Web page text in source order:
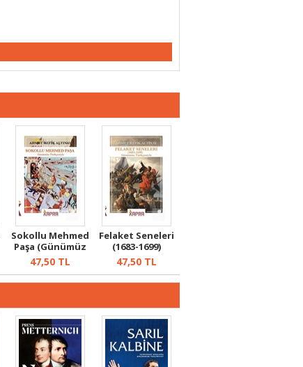
Sokollu Mehmed
Paşa (Günümüz
Türkçesiyle...
47,50 TL
Felaket Seneleri
(1683-1699)
(Günümüz Tü...
47,50 TL